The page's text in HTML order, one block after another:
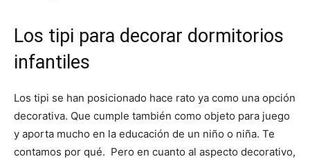
Los tipi para decorar dormitorios
infantiles
Los tipi se han posicionado hace rato ya como una opción
decorativa. Que cumple también como objeto para juego
y aporta mucho en la educación de un niño o niña. Te
contamos por qué. Pero en cuanto al aspecto decorativo,